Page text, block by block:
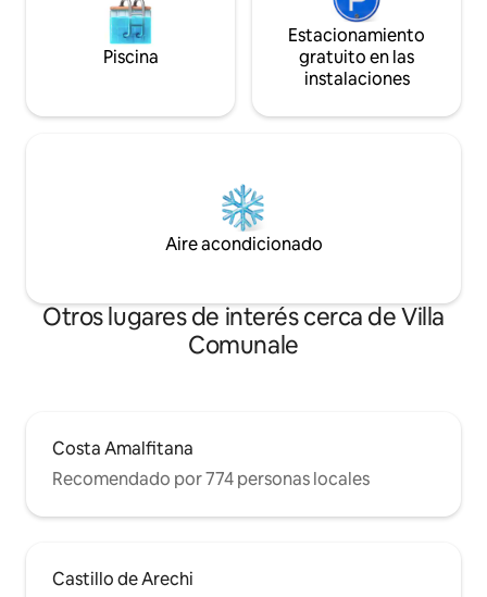
Piscina
Estacionamiento
gratuito en las
instalaciones
Aire acondicionado
Otros lugares de interés cerca de Villa
Comunale
Costa Amalfitana
Recomendado por 774 personas locales
Castillo de Arechi